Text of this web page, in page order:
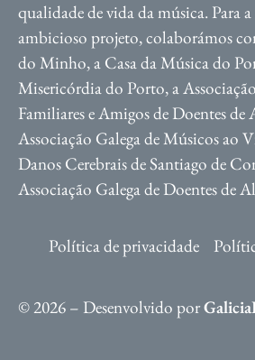
qualidade de vida da música. Para
ambicioso projeto, colaborámos
do Minho, a Casa da Música do
Misericórdia do Porto, a
Familiares e Amigos de Doentes de
Associação Galega de Músicos ao
Danos Cerebrais de Santiago de
Associação Galega de Doentes de
Política de privacidade
© 2026 – Desenvolvido por